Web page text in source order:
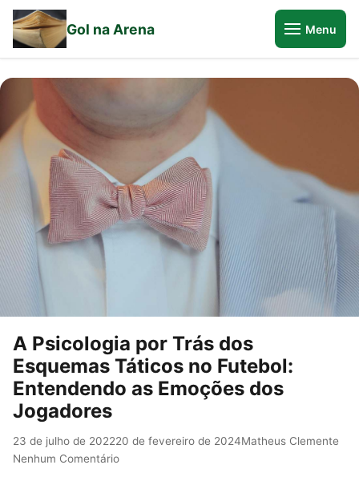
Gol na Arena Menu
A Psicologia por Trás dos
Esquemas Táticos no Futebol:
Entendendo as Emoções dos
Jogadores
23 de julho de 202220 de fevereiro de 2024Matheus Clemente
Nenhum Comentário